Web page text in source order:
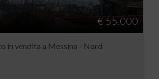
€ 55.000
in vendita a Messina - Nord